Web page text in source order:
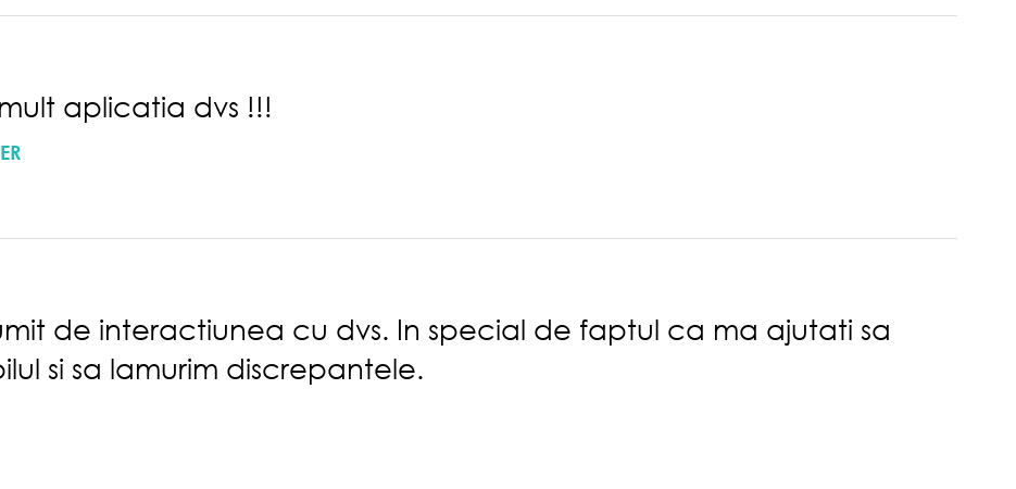
aplicatia dvs !!!
de interactiunea cu dvs. In special de faptul ca ma ajutati sa
si sa lamurim discrepantele.